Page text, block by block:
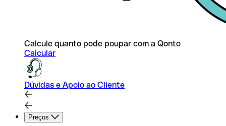
Calcule quanto pode poupar com a Qonto
Calcular
Dúvidas e Apoio ao Cliente
Preços